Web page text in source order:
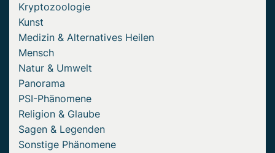
Kryptozoologie
Kunst
Medizin & Alternatives Heilen
Mensch
Natur & Umwelt
Panorama
PSI-Phänomene
Religion & Glaube
Sagen & Legenden
Sonstige Phänomene